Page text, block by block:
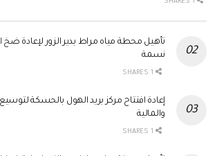
نسمة
إعادة افتتاح مركز بريد الهول بالحسكة لتوسيع
والمالية